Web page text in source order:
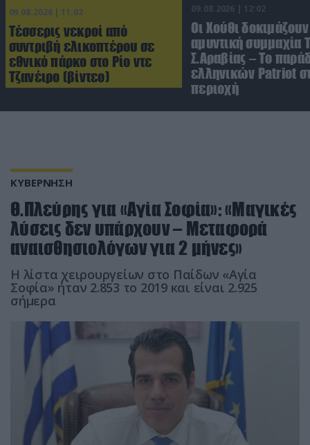
09.08.2026 | 11:02
Τέσσερις νεκροί από
συντριβή ελικοπτέρου σε
εθνικό πάρκο στο Ρίο ντε
Τζανέιρο (βίντεο)
09.08.2026 | 12:02
Οι Χούθι
αμυντική συμμαχία
Σ.Αραβίας – Το
ελληνικών Patriot
περιοχή
ΚΥΒΕΡΝΗΣΗ
Θ.Πλεύρης για «Αγία Σοφία»: «Μαγικές
λύσεις δεν υπάρχουν – Μεταφορά
αναισθησιολόγων για 2 μήνες»
Η λίστα χειρουργείων στο Παίδων «Αγία
Σοφία» ήταν 2.853 το 2019 και είναι 2.925
σήμερα